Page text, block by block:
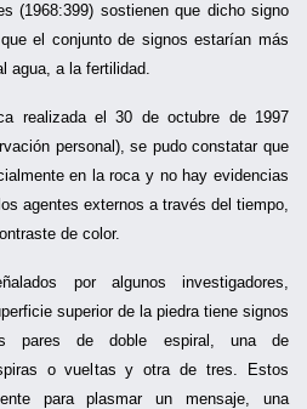
(1968:399) sostienen que dicho signo
el conjunto de signos estarían más
agua, a la fertilidad.
realizada el 30 de octubre de 1997
personal), se pudo constatar que
en la roca y no hay evidencias
agentes externos a través del tiempo,
de color.
por algunos investigadores,
superior de la piedra tiene signos
pares de doble espiral, una de
o vueltas y otra de tres. Estos
para plasmar un mensaje, una